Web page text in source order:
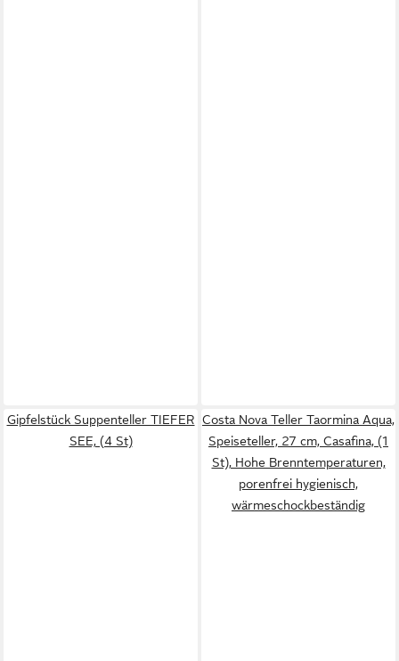
Gipfelstück Suppenteller TIEFER
SEE, (4 St)
Costa Nova Teller Taormina Aqua,
Speiseteller, 27 cm, Casafina, (1
St), Hohe Brenntemperaturen,
porenfrei hygienisch,
wärmeschockbeständig